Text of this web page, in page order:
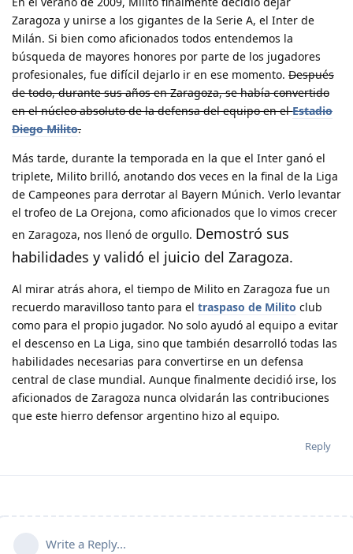
Zaragoza y unirse a los gigantes de la Serie A, el Inter de
Milán. Si bien como aficionados todos entendemos la
búsqueda de mayores honores por parte de los jugadores
profesionales, fue difícil dejarlo ir en ese momento. Después
de todo, durante sus años en Zaragoza, se había convertido
en el núcleo absoluto de la defensa del equipo en elEstadio
Diego Milito.
Más tarde, durante la temporada en la que el Inter ganó el
triplete, Milito brilló, anotando dos veces en la final de la Liga
de Campeones para derrotar al Bayern Múnich. Verlo levantar
el trofeo de La Orejona, como aficionados que lo vimos crecer
en Zaragoza, nos llenó de orgullo. Demostró sus
habilidades y validó el juicio del Zaragoza.
Al mirar atrás ahora, el tiempo de Milito en Zaragoza fue un
recuerdo maravilloso tanto para el traspaso de Milito club
como para el propio jugador. No solo ayudó al equipo a evitar
el descenso en La Liga, sino que también desarrolló todas las
habilidades necesarias para convertirse en un defensa
central de clase mundial. Aunque finalmente decidió irse, los
aficionados de Zaragoza nunca olvidarán las contribuciones
que este hierro defensor argentino hizo al equipo.
Reply
Write a Reply...